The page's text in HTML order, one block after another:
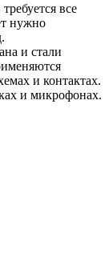
все
нужно
и стали
и контактах.
и микрофонах.